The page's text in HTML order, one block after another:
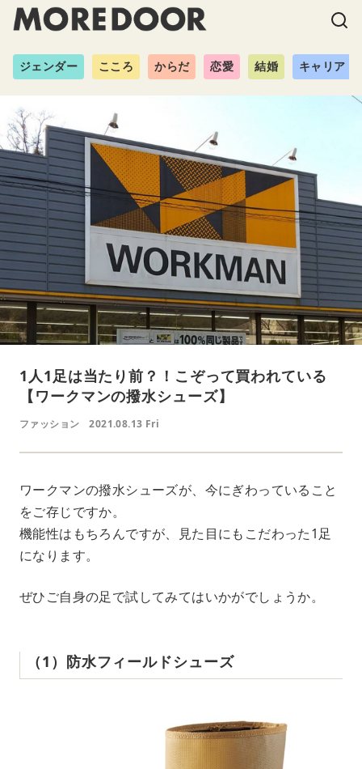
ジェンダー こころ からだ 恋愛 結婚 キャリア
1人1足は当たり前？！こぞって買われている
【ワークマンの撥水シューズ】
ファッション 2021.08.13 Fri
ワークマンの撥水シューズが、今にぎわっていること
をご存じですか。
機能性はもちろんですが、見た目にもこだわった1足
になります。
ぜひご自身の足で試してみてはいかがでしょうか。
（1）防水フィールドシューズ